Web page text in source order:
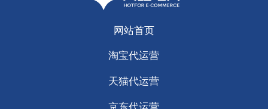
网站首页
淘宝代运营
天猫代运营